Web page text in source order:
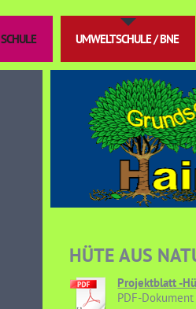
UMWELTSCHULE / BNE
HÜTE AUS
Projektblatt -
PDF-